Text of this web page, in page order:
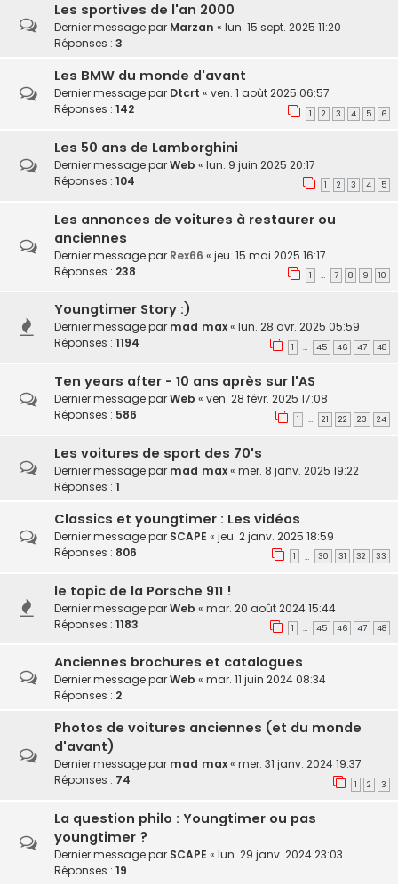
Les sportives de l'an 2000
Dernier message par Marzan « lun. 15 sept. 2025 11:20
Réponses : 3
Les BMW du monde d'avant
Dernier message par Dtcrt « ven. 1 août 2025 06:57
Réponses : 142 1 2 3 4 5 6
Les 50 ans de Lamborghini
Dernier message parWeb « lun. 9 juin 2025 20:17
Réponses : 104 1 2 3 4 5
Les annonces de voitures à restaurer ou
anciennes
Dernier message par Rex66 « jeu. 15 mai 2025 16:17
Réponses : 238 1 … 7 8 9 10
Youngtimer Story :)
Dernier message par mad max« lun. 28 avr. 2025 05:59
Réponses : 1194 1 … 45 46 47 48
Ten years after - 10 ans après sur l'AS
Dernier message parWeb « ven. 28 févr. 2025 17:08
Réponses : 586 1 … 21 22 23 24
Les voitures de sport des 70's
Dernier message par mad max« mer. 8 janv. 2025 19:22
Réponses : 1
Classics et youngtimer : Les vidéos
Dernier message par SCAPE « jeu. 2 janv. 2025 18:59
Réponses : 806 1 … 30 31 32 33
le topic de la Porsche 911 !
Dernier message parWeb « mar. 20 août 2024 15:44
Réponses : 1183 1 … 45 46 47 48
Anciennes brochures et catalogues
Dernier message parWeb « mar. 11 juin 2024 08:34
Réponses : 2
Photos de voitures anciennes (et du monde
d'avant)
Dernier message par mad max« mer. 31 janv. 2024 19:37
Réponses : 74 1 2 3
La question philo : Youngtimer ou pas
youngtimer ?
Dernier message par SCAPE « lun. 29 janv. 2024 23:03
Réponses : 19